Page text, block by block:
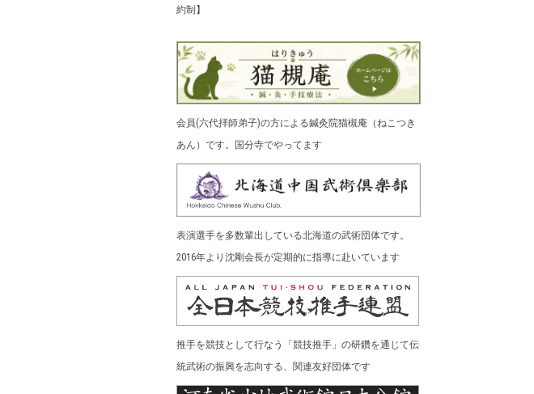
約制】
会員(六代拝師弟子)の方による鍼灸院猫槻庵（ねこつき
あん）です。国分寺でやってます
表演選手を多数輩出している北海道の武術団体です。
2016年より沈剛会長が定期的に指導に赴いています
推手を競技として行なう「競技推手」の研鑽を通じて伝
統武術の振興を志向する、関連友好団体です